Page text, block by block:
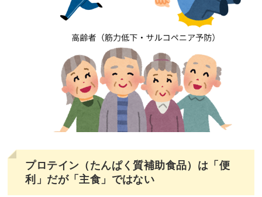
プロテイン（たんぱく質補助食品）は「便
利」だが「主食」ではない